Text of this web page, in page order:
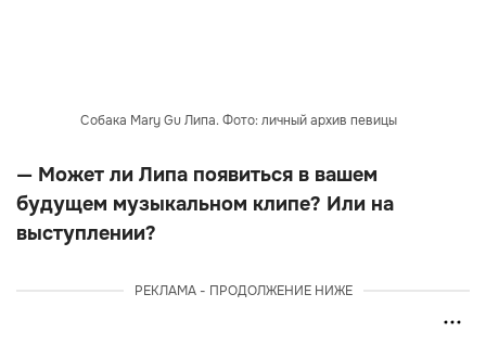
Собака Mary Gu Липа. Фото: личный архив певицы
— Может ли Липа появиться в вашем
будущем музыкальном клипе? Или на
выступлении?
РЕКЛАМА - ПРОДОЛЖЕНИЕ НИЖЕ